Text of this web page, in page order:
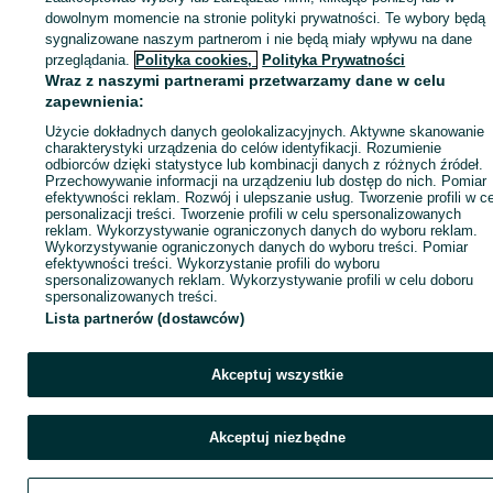
ID:1041066760 Wyświetlenia:
Zadzwoń / SMS
dowolnym momencie na stronie polityki prywatności. Te wybory będą
sygnalizowane naszym partnerom i nie będą miały wpływu na dane
przeglądania. Polityka cookies, Polityka Prywatności
Wraz z naszymi partnerami przetwarzamy dane w celu
zapewnienia:
Użycie dokładnych danych geolokalizacyjnych. Aktywne skanowanie
charakterystyki urządzenia do celów identyfikacji. Rozumienie
odbiorców dzięki statystyce lub kombinacji danych z różnych źródeł.
Przechowywanie informacji na urządzeniu lub dostęp do nich. Pomiar
efektywności reklam. Rozwój i ulepszanie usług. Tworzenie profili w
personalizacji treści. Tworzenie profili w celu spersonalizowanych
reklam. Wykorzystywanie ograniczonych danych do wyboru reklam.
Wykorzystywanie ograniczonych danych do wyboru treści. Pomiar
efektywności treści. Wykorzystanie profili do wyboru
spersonalizowanych reklam. Wykorzystywanie profili w celu doboru
spersonalizowanych treści.
Lista partnerów (dostawców)
Akceptuj wszystkie
Akceptuj niezbędne